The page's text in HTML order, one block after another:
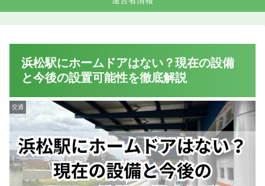
浜松駅にホームドアはない？現在の設備
と今後の設置可能性を徹底解説
交通